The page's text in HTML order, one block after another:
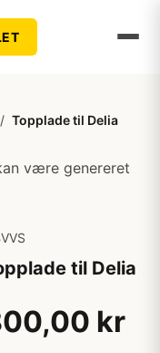
/ Topplade til Delia
være genereret
til Delia
kr